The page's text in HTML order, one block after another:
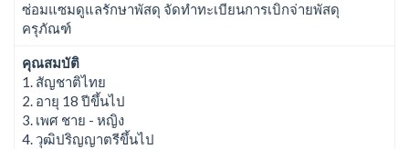
ซ่อมแซมดูแลรักษาพัสดุ จัดทำทะเบียนการเบิกจ่ายพัสดุ
ครุภัณฑ์
คุณสมบัติ
1. สัญชาติไทย
2. อายุ 18 ปีขึ้นไป
3. เพศ ชาย - หญิง
4. วุฒิปริญญาตรีขึ้นไป